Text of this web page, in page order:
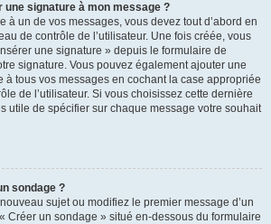
signature à mon message ?
à un de vos messages, vous devez tout d’abord en
de contrôle de l’utilisateur. Une fois créée, vous
une signature » depuis le formulaire de
signature. Vous pouvez également ajouter une
à tous vos messages en cochant la case appropriée
de l’utilisateur. Si vous choisissez cette dernière
utile de spécifier sur chaque message votre souhait
sondage ?
sujet ou modifiez le premier message d’un
Créer un sondage » situé en-dessous du formulaire